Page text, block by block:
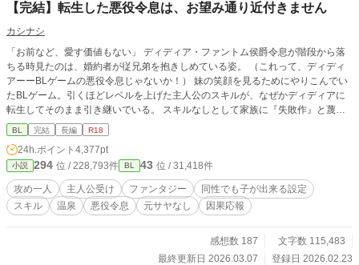
【完結】転生した悪役令息は、お望み通り近付きません
カシナシ
「お前など、愛す価値もない」 ディディア・ファントム侯爵令息が階段から落
ちる時見たのは、婚約者が従兄弟を抱きしめている姿。 （これって、ディディ
アーーBLゲームの悪役令息じゃないか！） 妹の笑顔を見るためにやりこんでい
たBLゲーム。引くほどレベルを上げた主人公のスキルが、なぜかディディアに
転生してそのまま引き継いでいる。 スキルなしとして家族に『失敗作』と蔑ま
れていたのは、そのスキルのレベルが高すぎたかららしい。 スキルと自分を取
り戻したディディアは、婚約者を追いかけまわすのを辞め、自立に向けて淡々と
準備をする。 もちろん元婚約者と従兄弟には近付かないので、絡んでこないで
いただけます？ 十万文字程度。 3/7 完結しました！ ※主人公：マイペース美人
受け ※女性向けHOTランキング1位、ありがとうございました。完結までの12
日間に渡り、ほとんど2〜5位と食い込めた作品となりました！あああありがと
うございます……！｡ﾟ(ﾟ´Д`ﾟ)ﾟ｡ たくさんの閲覧、イイね、エール、感想は、作
BL 完結 長編 R18
24h.ポイント 4,377pt
小説 294 位 / 228,793件 BL 43 位 / 31,418件
攻め一人 主人公受け ファンタジー
同性でも子が出来る設定
スキル
温泉 悪役令息 元サヤなし 因果応報
感想数 187
文字数 115,483
最終更新日 2026.03.07
登録日 2026.02.23